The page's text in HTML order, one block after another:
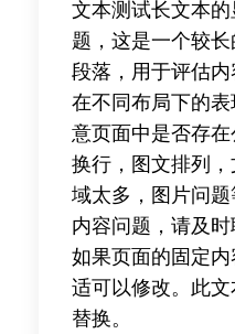
文本测试长文本的
题，这是一个较
段落，用于评估内
在不同布局下的表
意页面中是否存在
换行，图文排列，
域太多，图片问题
内容问题，请及时
如果页面的固定内
适可以修改。此文
替换。